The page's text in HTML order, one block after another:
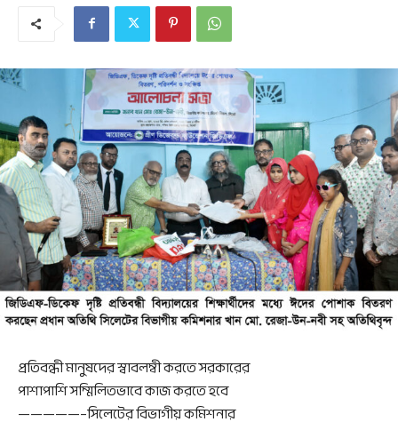
প্রতিবন্ধী মানুষদের স্বাবলম্বী করতে সরকারের
পাশাপাশি সম্মিলিতভাবে কাজ করতে হবে
—————–সিলেটের বিভাগীয় কমিশনার